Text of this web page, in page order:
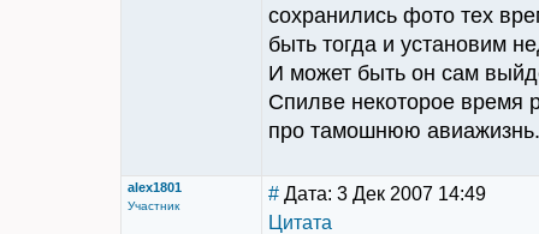
сохранились фото тех
быть тогда и установим
И может быть он сам
Спилве некоторое время
про тамошнюю авиажизнь.
alex1801
Участник
# Дата: 3 Дек 2007 14:49
Цитата